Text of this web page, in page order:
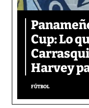
Cup: Lo
Harvey
FÚTBOL